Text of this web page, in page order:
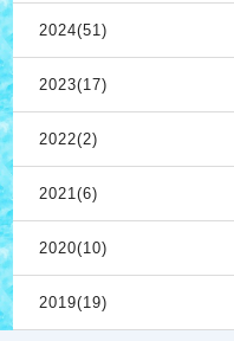
2024(51)
2023(17)
2022(2)
2021(6)
2020(10)
2019(19)